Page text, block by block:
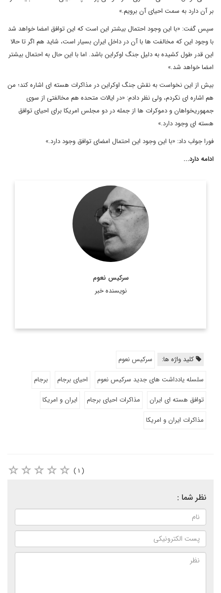
بر آن دارد به سمت احیای آن برویم.»
سپس گفت: «با این وجود احتمال بیشتر این است که این توافق امضا خواهد شد
با وجود این که مخالفت ها با آن در داخل ایران بسیار است، شاید هم اگر تا حالا
این قدر طول کشیده به دلیل جنگ اوکراین باشد. اما با این حال به احتمال بیشتر
امضا خواهد شد.»
بیش از این نخواست به نقش جنگ اوکراین در مذاکرات هسته ای اشاره کند؛ من
هم اشاره ای نکردم، ولی نظر دادم: «در ایالات متحده هم مخالفتی از سوی
جمهوریخواهان و دموکرات ها از جمله در دو مجلس امریکا برای احیای توافق
هسته ای وجود دارد.»
فورا جواب داد: «با این وجود این احتمال امضای توافق وجود دارد.»
ادامه دارد...
سرکیس نعوم
نویسنده خبر
سركيس نعوم، نويسنده و روزنامه نگار مشهور لبناني ويكي از ستون
نويسان روزنامه النهار است. وی در سال 2011 جایزه جهانی جبران
خلیل جبران را در استرالیا دریافت کرد. ...
اطلاعات بیشتر
کلید واژه ها:
سرکیس نعوم
سلسله یادداشت های جدید سرکیس نعوم
احیای برجام
برجام
توافق هسته ای ایران
مذاکرات احیای برجام
ایران و امریکا
مذاکرات ایران و امریکا
( ۱ )
نظر شما :